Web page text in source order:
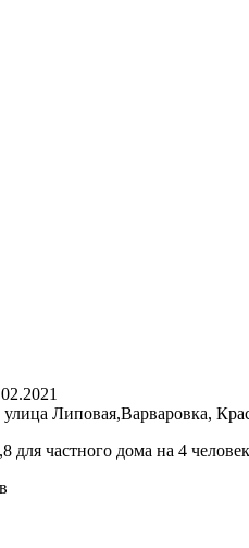
Липовая,Варваровка,
для частного дома на 4